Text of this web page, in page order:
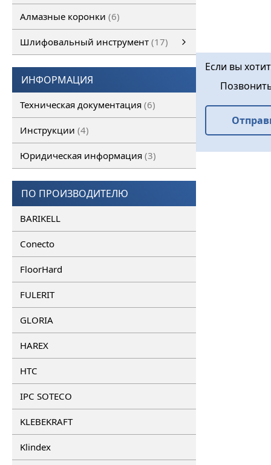
Алмазные коронки 6
Шлифовальный инструмент 17
ИНФОРМАЦИЯ
Техническая документация 6
Инструкции 4
Юридическая информация 3
ПО ПРОИЗВОДИТЕЛЮ
BARIKELL
Conecto
FloorHard
FULERIT
GLORIA
HAREX
HTC
IPC SOTECO
KLEBEKRAFT
Klindex
Если вы